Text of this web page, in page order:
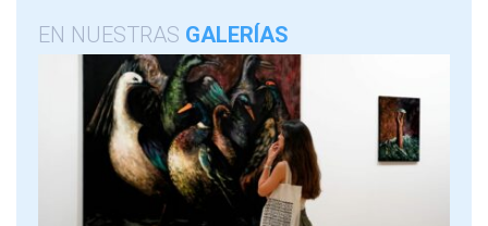
EN NUESTRAS GALERÍAS